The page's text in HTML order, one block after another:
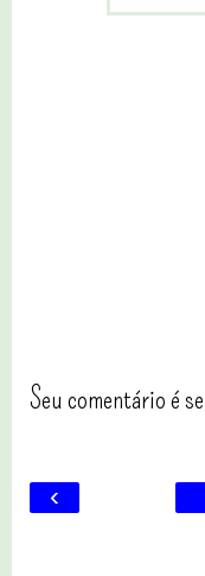
Seu comentário é
‹